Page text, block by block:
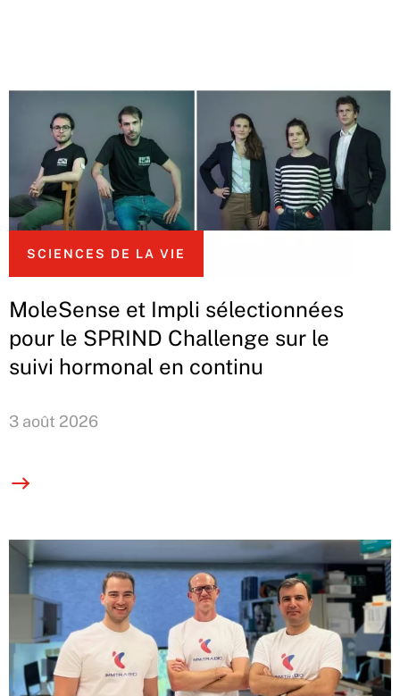
SCIENCES DE LA VIE
MoleSense et Impli sélectionnées
pour le SPRIND Challenge sur le
suivi hormonal en continu
3 août 2026